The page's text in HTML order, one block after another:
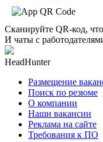
Сканируйте QR-код,
И чаты с
HeadHunter
Размещение
Поиск по резюме
О компании
Наши вакансии
Реклама на сайте
Требования к ПО